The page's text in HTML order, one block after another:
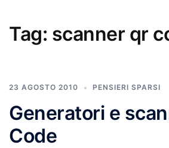
Tag: scanner qr
23 AGOSTO 2010 PENSIERI SPARSI
Generatori e
Code